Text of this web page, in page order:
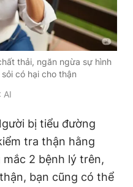
thải, ngăn ngừa sự hình
có hại cho thận
AI
bị tiểu đường
tra thận hằng
2 bệnh lý trên,
bạn cũng có thể